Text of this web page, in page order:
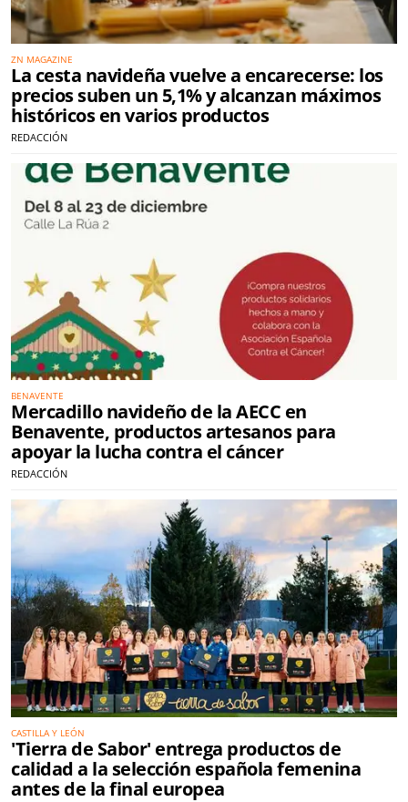
ZN MAGAZINE
La cesta navideña vuelve a encarecerse: los
precios suben un 5,1% y alcanzan máximos
históricos en varios productos
REDACCIÓN
BENAVENTE
Mercadillo navideño de la AECC en
Benavente, productos artesanos para
apoyar la lucha contra el cáncer
REDACCIÓN
CASTILLA Y LEÓN
'Tierra de Sabor' entrega productos de
calidad a la selección española femenina
antes de la final europea